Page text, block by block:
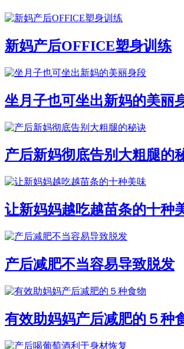
新妈产后OFFICE塑身训练
坐月子也可坐出新妈的美丽
产后新妈彻底告别大粗腿的
让新妈妈越吃越苗条的十种
产后减肥不当容易导致脱发
有效助妈妈产后减肥的５种